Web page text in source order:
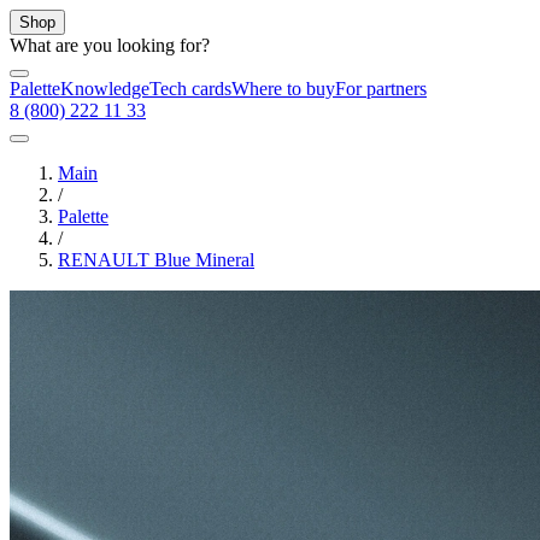
Shop
What are you looking for?
PaletteKnowledgeTech cardsWhere to buyFor partners
8 (800) 222 11 33
Main
/
Palette
/
RENAULT Blue Mineral